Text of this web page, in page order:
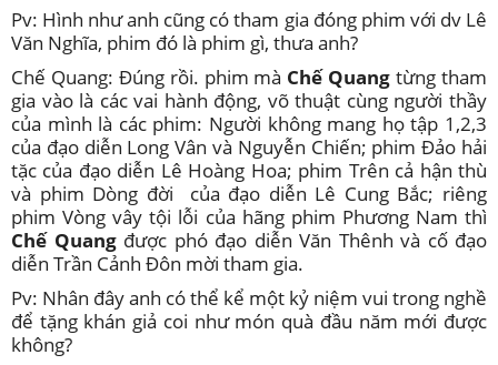
Pv: Hình như anh cũng có tham gia đóng phim với dv Lê
Văn Nghĩa, phim đó là phim gì, thưa anh?
Chế Quang: Đúng rồi. phim mà Chế Quang từng tham
gia vào là các vai hành động, võ thuật cùng người thầy
của mình là các phim: Người không mang họ tập 1,2,3
của đạo diễn Long Vân và Nguyễn Chiến; phim Đảo hải
tặc của đạo diễn Lê Hoàng Hoa; phim Trên cả hận thù
và phim Dòng đời của đạo diễn Lê Cung Bắc; riêng
phim Vòng vây tội lỗi của hãng phim Phương Nam thì
Chế Quangđược phó đạo diễn Văn Thênh và cố đạo
diễn Trần Cảnh Đôn mời tham gia.
Pv: Nhân đây anh có thể kể một kỷ niệm vui trong nghề
để tặng khán giả coi như món quà đầu năm mới được
không?